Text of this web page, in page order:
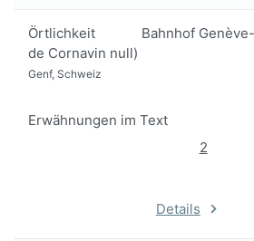
Örtlichkeit
Bahnhof
de Cornavin null)
Genf, Schweiz
Erwähnungen im Text
2
Details